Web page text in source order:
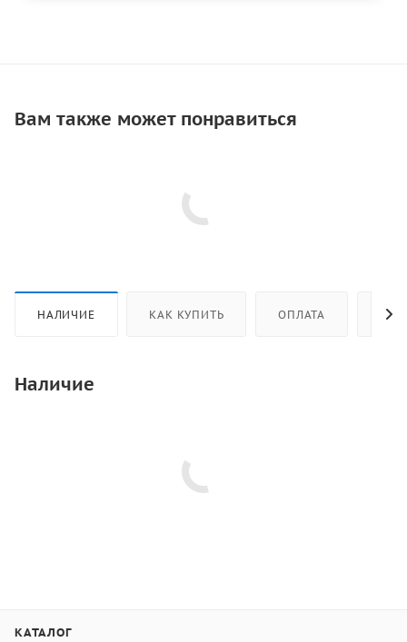
Вам также может понравиться
НАЛИЧИЕ КАК КУПИТЬ ОПЛАТА
Наличие
КАТАЛОГ